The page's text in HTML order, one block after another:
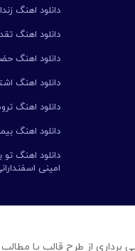
دانلود اهنگ
دانلود اهنگ
دانلود اهنگ
دانلود اهنگ
دانلود اهنگ
دانلود اهنگ
دانلود اهنگ
امینی
برداری از طرح قالب یا